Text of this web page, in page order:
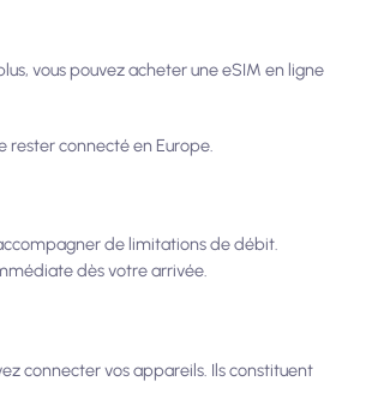
vous pouvez acheter une eSIM en ligne
connecté en Europe.
de limitations de débit.
dès votre arrivée.
connecter vos appareils. Ils constituent